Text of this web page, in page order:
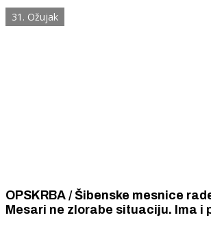
kuna
31. Ožujak
OPSKRBA / Šibenske mesnice
Mesari ne zlorabe situaciju. Ima i